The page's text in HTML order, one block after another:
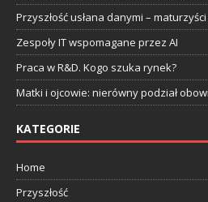
Przyszłość usłana danymi –
Zespoły IT wspomagane przez AI
Praca w R&D. Kogo szuka rynek?
Matki i ojcowie: nierówny podział
KATEGORIE
Home
Przyszłość